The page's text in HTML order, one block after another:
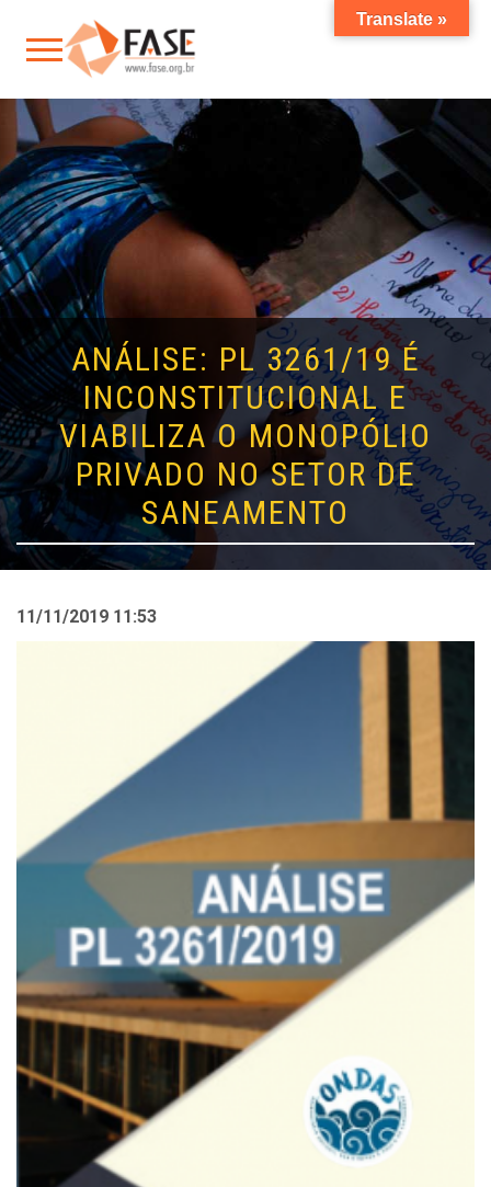
ANÁLISE: PL 3261/19 É
INCONSTITUCIONAL E
VIABILIZA O MONOPÓLIO
PRIVADO NO SETOR DE
SANEAMENTO
11/11/2019 11:53
Translate »